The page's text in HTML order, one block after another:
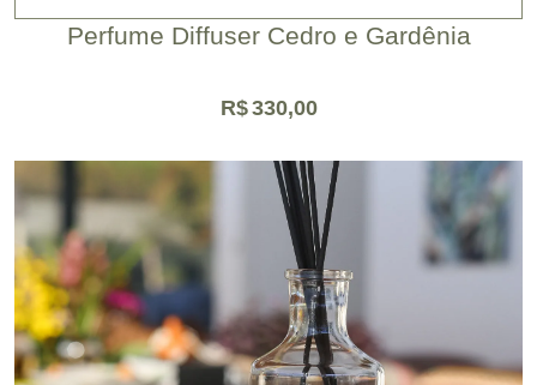
Perfume Diffuser Cedro e Gardênia
R$330,00